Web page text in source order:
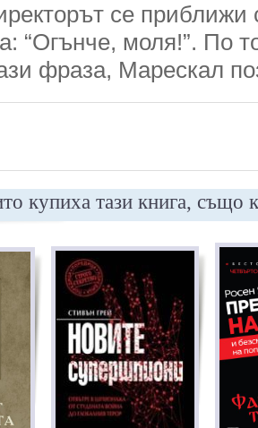
се
“Огънче, моля!”. По
фраза, Марескал
купиха тази книга, също